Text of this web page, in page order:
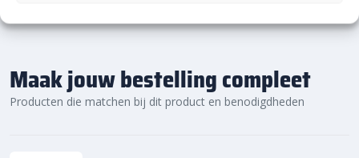
Maak jouw bestelling compleet
Producten die matchen bij dit product en benodigdheden